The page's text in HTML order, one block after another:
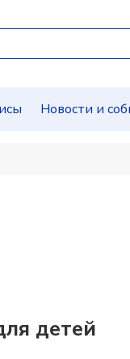
Новости и
детей